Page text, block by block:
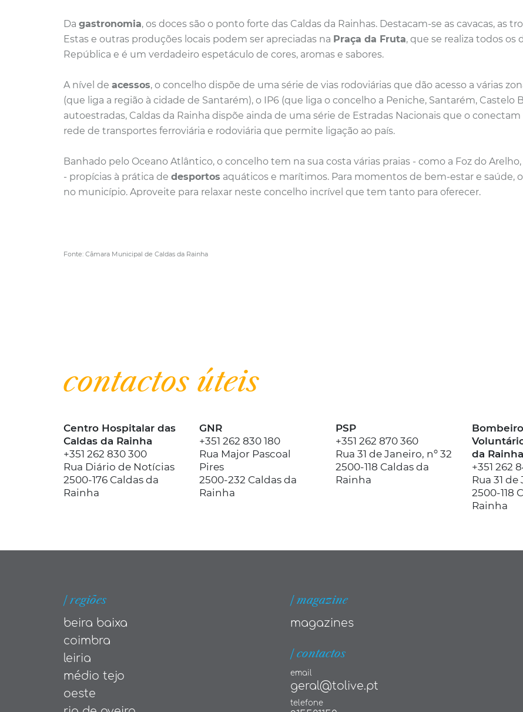
Da gastronomia, os doces são o ponto forte das Caldas da Rainhas. Destacam-se as cavacas, as
Estas e outras produções locais podem ser apreciadas na Praça da Fruta, que se realiza todos os
República e é um verdadeiro espetáculo de cores, aromas e sabores.
A nível de acessos, o concelho dispõe de uma série de vias rodoviárias que dão acesso a várias
(que liga a região à cidade de Santarém), o IP6 (que liga o concelho a Peniche, Santarém, Castelo
autoestradas, Caldas da Rainha dispõe ainda de uma série de Estradas Nacionais que o
rede de transportes ferroviária e rodoviária que permite ligação ao país.
Banhado pelo Oceano Atlântico, o concelho tem na sua costa várias praias - como a Foz do
- propícias à prática de desportos aquáticos e marítimos. Para momentos de bem-estar e saúde, o
no município. Aproveite para relaxar neste concelho incrível que tem tanto para oferecer.
Fonte: Câmara Municipal de Caldas da Rainha
contactos úteis
Centro Hospitalar das
Caldas da Rainha
+351 262 830 300
Rua Diário de Notícias
2500-176 Caldas da
Rainha
GNR
+351 262 830 180
Rua Major Pascoal
Pires
2500-232 Caldas da
Rainha
PSP
+351 262 870 360
Rua 31 de Janeiro, nº 32
2500-118 Caldas da
Rainha
da Rainha
+351 262
Rua 31
2500-118
Rainha
| regiões
beira baixa
coimbra
leiria
médio tejo
oeste
| magazine
magazines
| contactos
email
geral@tolive.pt
telefone